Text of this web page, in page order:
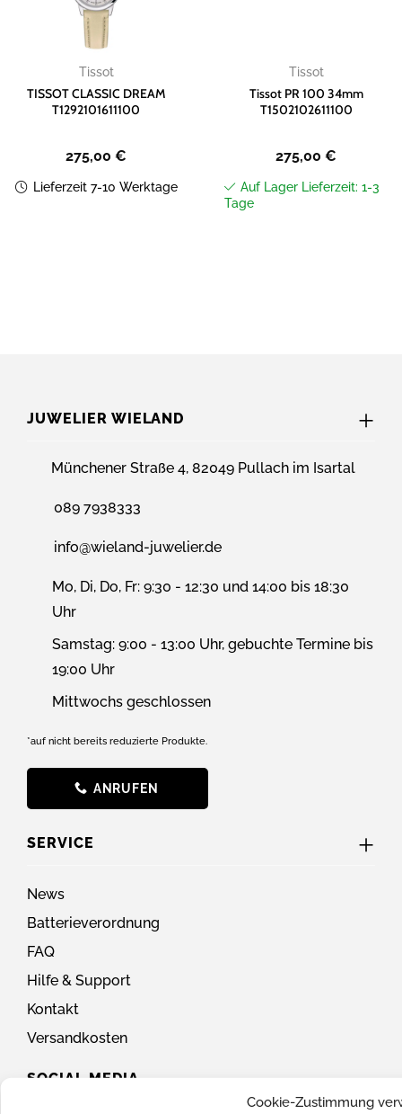
Cookie-Zustimmung
Tissot
TISSOT CLASSIC DREAM
T1292101611100
275,00 €
Lieferzeit 7-10 Werktage
Tissot
Tissot PR 100 34mm
T1502102611100
275,00 €
Auf Lager Lieferzeit: 1-3
Tage
JUWELIER WIELAND
Münchener Straße 4, 82049 Pullach im Isartal
089 7938333
info@wieland-juwelier.de
Mo, Di, Do, Fr: 9:30 - 12:30 und 14:00 bis 18:30
Uhr
Samstag: 9:00 - 13:00 Uhr, gebuchte Termine bis
19:00 Uhr
Mittwochs geschlossen
*auf nicht bereits reduzierte Produkte.
ANRUFEN
SERVICE
News
Batterieverordnung
FAQ
Hilfe & Support
Kontakt
Versandkosten
SOCIAL MEDIA